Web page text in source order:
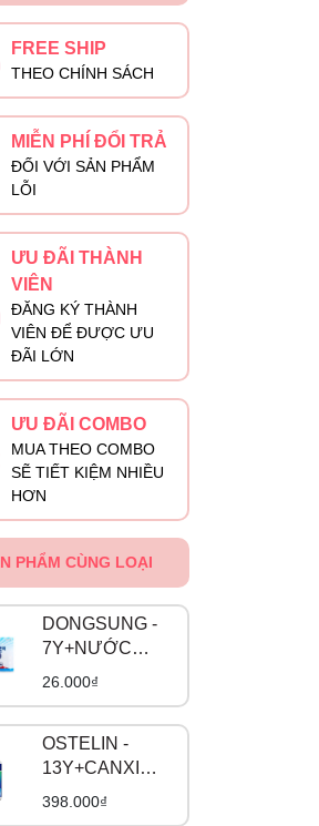
FREE SHIP
THEO CHÍNH SÁCH
MIỄN PHÍ ĐỔI TRẢ
ĐỐI VỚI SẢN PHẨM
LỖI
ƯU ĐÃI THÀNH
VIÊN
ĐĂNG KÝ THÀNH
VIÊN ĐỂ ĐƯỢC ƯU
ĐÃI LỚN
ƯU ĐÃI COMBO
MUA THEO COMBO
SẼ TIẾT KIỆM NHIỀU
HƠN
PHẨM CÙNG LOẠI
DONGSUNG -
7Y+NƯỚC
UỐNG CHỐNG
HÀN QUỐC
26.000₫
OSTELIN -
13Y+CANXI
BẦU CALCIUM
398.000₫